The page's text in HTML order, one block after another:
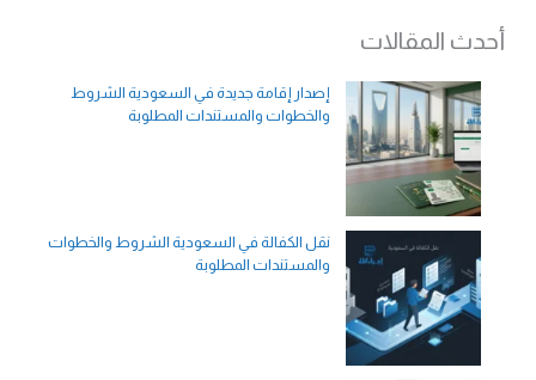
أحدث المقالات
إصدار إقامة جديدة في السعودية الشروط
والخطوات والمستندات المطلوبة
نقل الكفالة في السعودية الشروط والخطوات
والمستندات المطلوبة